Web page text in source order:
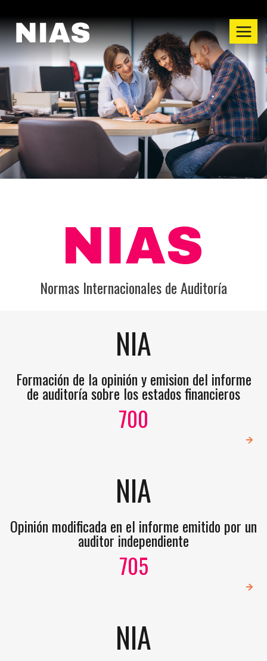
Normas Internacionales de Auditoría
NIA
Formación de la opinión y emision del informe
de auditoría sobre los estados financieros
700
NIA
Opinión modificada en el informe emitido por un
auditor independiente
705
NIA